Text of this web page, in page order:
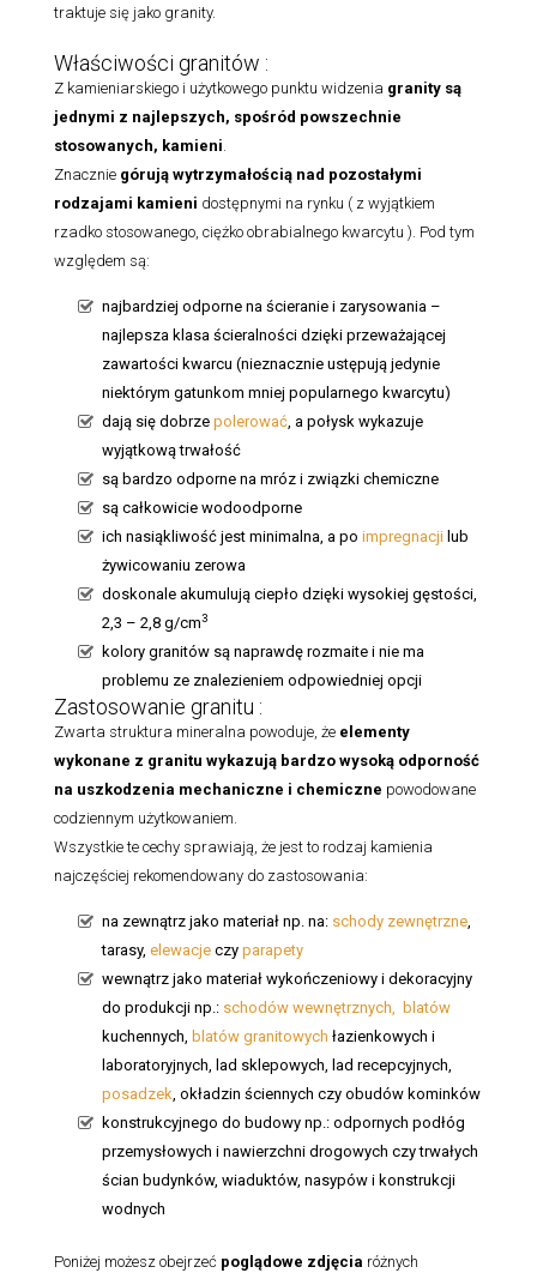
traktuje się jako granity.
Właściwości granitów :
Z kamieniarskiego i użytkowego punktu widzenia granity są
jednymi z najlepszych, spośród powszechnie
stosowanych, kamieni
Znacznie górują wytrzymałością nad pozostałymi
rodzajami kamieni dostępnymi na rynku ( z wyjątkiem
rzadko stosowanego, ciężko obrabialnego kwarcytu ). Pod tym
względem są:
najbardziej odporne na ścieranie i zarysowania –
najlepsza klasa ścieralności dzięki przeważającej
zawartości kwarcu (nieznacznie ustępują jedynie
niektórym gatunkom mniej popularnego kwarcytu)
dają się dobrze polerować , a połysk wykazuje
wyjątkową trwałość
są bardzo odporne na mróz i związki chemiczne
są całkowicie wodoodporne
ich nasiąkliwość jest minimalna, a po impregnacji lub
żywicowaniu zerowa
doskonale akumulują ciepło dzięki wysokiej gęstości,
2,3 – 2,8 g/cm3
kolory granitów są naprawdę rozmaite i nie ma
problemu ze znalezieniem odpowiedniej opcji
Zastosowanie granitu :
Zwarta struktura mineralna powoduje, że elementy
wykonane z granitu wykazują bardzo wysoką odporność
na uszkodzenia mechaniczne i chemiczne powodowane
codziennym użytkowaniem.
Wszystkie te cechy sprawiają, że jest to rodzaj kamienia
najczęściej rekomendowany do zastosowania:
na zewnątrz jako materiał np. na: schody zewnętrzne
tarasy, elewacje czy parapety
wewnątrz jako materiał wykończeniowy i dekoracyjny
do produkcji np.: schodów wewnętrznych,
blatów
kuchennych, blatów granitowych łazienkowych i
laboratoryjnych, lad sklepowych, lad recepcyjnych,
posadzek , okładzin ściennych czy obudów kominków
konstrukcyjnego do budowy np.: odpornych podłóg
przemysłowych i nawierzchni drogowych czy trwałych
ścian budynków, wiaduktów, nasypów i konstrukcji
wodnych
Poniżej możesz obejrzeć poglądowe zdjęcia różnych